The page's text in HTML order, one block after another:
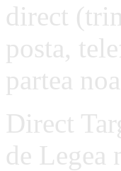
direct
posta,
partea
Direct
de Legea